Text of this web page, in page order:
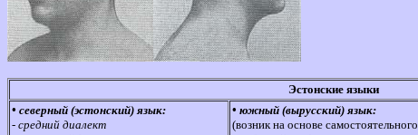
Эстонские языки
• северный (эстонский) язык:
- средний диалект
• южный (вырусский) язык:
(возник на основе самостоятельного